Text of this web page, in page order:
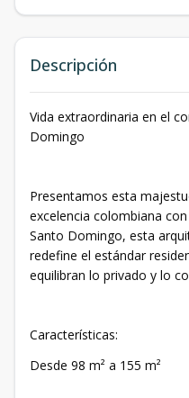
Descripción
Vida extraordinaria en el
Domingo
Presentamos esta
excelencia colombiana
Santo Domingo, esta
redefine el estándar
equilibran lo privado y lo
Características:
Desde 98 m² a 155 m²